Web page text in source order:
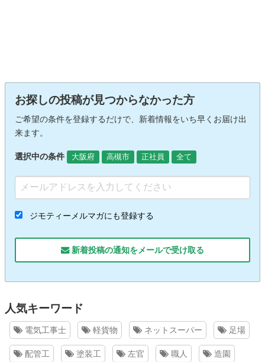
お探しの投稿が見つからなかった方
ご希望の条件を登録するだけで、新着情報をいち早くお届け出
来ます。
選択中の条件 大阪府 高槻市 正社員 全て
ジモティーメルマガにも登録する
新着投稿の通知をメールで受け取る
人気キーワード
電気工事士 軽貨物 ネットスーパー 足場
配管工 塗装工 左官 職人 造園